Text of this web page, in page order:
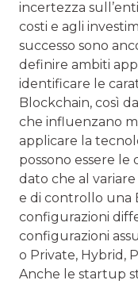
incertezza
costi e agli
successo sono
definire ambiti
identificare le
Blockchain, così
che influenzano
applicare la
possono essere
dato che al
e di controllo una
configurazioni
configurazioni
o Private, Hybrid,
Anche le startup